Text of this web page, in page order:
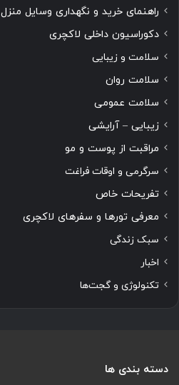
راهنمای خرید و نگهداری وسایل منزل
دکوراسیون داخلی لاکچری
سلامت و زیبایی
سلامت روان
سلامت عمومی
زیبایی – آرایشی
مراقبت از پوست و مو
سرگرمی و اوقات فراغت
تفریحات خاص
معرفی تورها و سفرهای لاکچری
سبک زندگی
اخبار
تکنولوژی و گجت‌ها
دسته بندی ها